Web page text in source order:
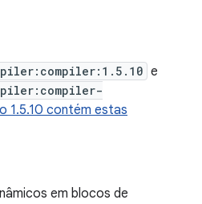
e
1.5.10 contém estas
em blocos de